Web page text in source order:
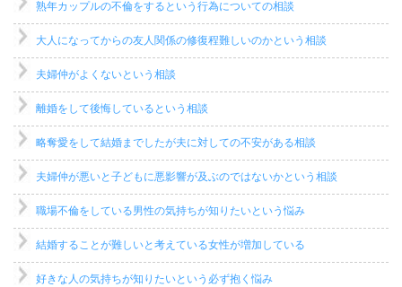
熟年カップルの不倫をするという行為についての相談
大人になってからの友人関係の修復程難しいのかという相談
夫婦仲がよくないという相談
離婚をして後悔しているという相談
略奪愛をして結婚までしたが夫に対しての不安がある相談
夫婦仲が悪いと子どもに悪影響が及ぶのではないかという相談
職場不倫をしている男性の気持ちが知りたいという悩み
結婚することが難しいと考えている女性が増加している
好きな人の気持ちが知りたいという必ず抱く悩み